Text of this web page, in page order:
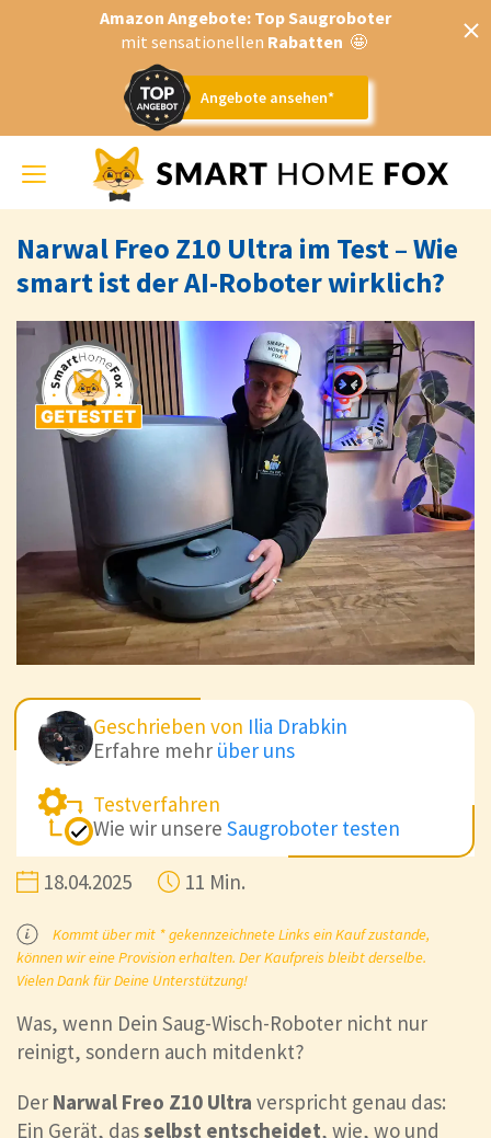
Amazon Angebote: Top Saugroboter
mit sensationellen Rabatten 🤩
Angebote ansehen*
Toggle
navigation
Narwal Freo Z10 Ultra im Test – Wie
smart ist der AI-Roboter wirklich?
Geschrieben von Ilia Drabkin
Erfahre mehr über uns
Testverfahren
Wie wir unsere Saugroboter testen
18.04.2025 11 Min.
Kommt über mit * gekennzeichnete Links ein Kauf zustande,
können wir eine Provision erhalten. Der Kaufpreis bleibt derselbe.
Vielen Dank für Deine Unterstützung!
Was, wenn Dein Saug-Wisch-Roboter nicht nur
reinigt, sondern auch mitdenkt?
Der Narwal Freo Z10 Ultra verspricht genau das:
Ein Gerät, dasselbst entscheidet, wie, wo und